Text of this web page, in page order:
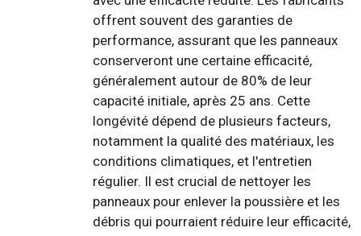
offrent souvent des garanties de
performance, assurant que les panneaux
conserveront une certaine efficacité,
généralement autour de 80% de leur
capacité initiale, après 25 ans. Cette
longévité dépend de plusieurs facteurs,
notamment la qualité des matériaux, les
conditions climatiques, et l'entretien
régulier. Il est crucial de nettoyer les
panneaux pour enlever la poussière et les
débris qui pourraient réduire leur efficacité,